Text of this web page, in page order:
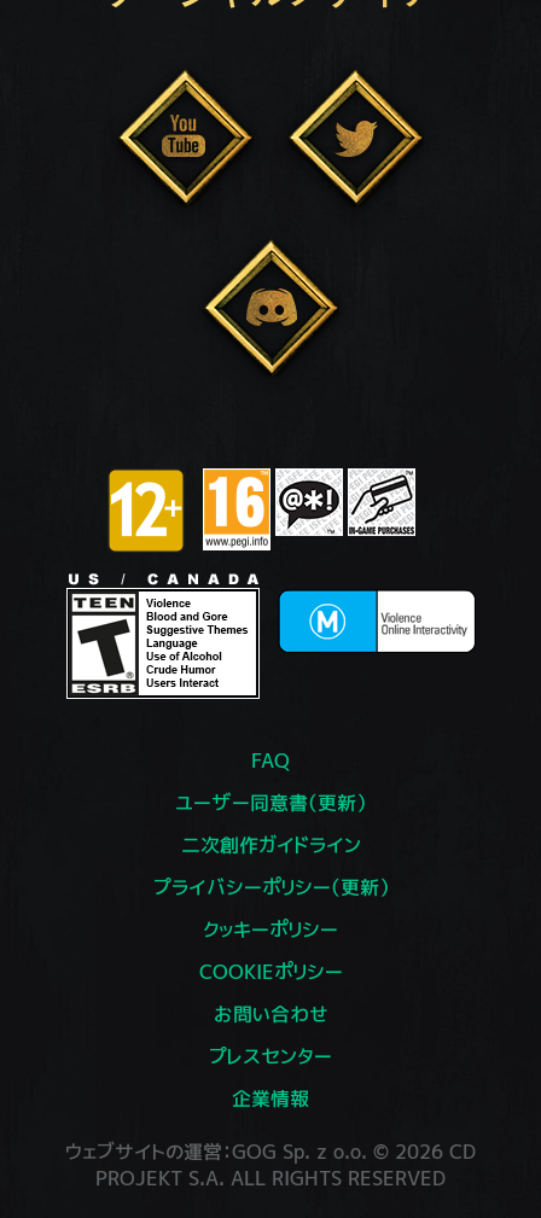
FAQ
ユーザー同意書（更新）
二次創作ガイドライン
プライバシーポリシー（更新）
クッキーポリシー
COOKIEポリシー
お問い合わせ
プレスセンター
企業情報
ウェブサイトの運営：GOG Sp. z o.o. © 2026 CD
PROJEKT S.A. ALL RIGHTS RESERVED